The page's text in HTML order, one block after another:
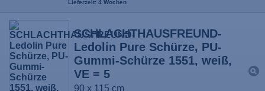
Lieferzeit: 4 Wochen
SCHLACHTHAUSFREUND-
Ledolin Pure Schürze, PU-
Gummi-Schürze 1551, weiß,
VE = 5
90 x 115 cm